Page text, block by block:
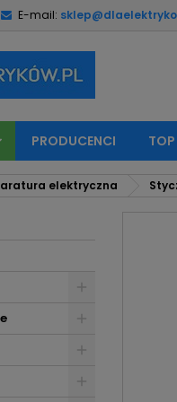
E-mail:
PRODUCENCI
elektryczna